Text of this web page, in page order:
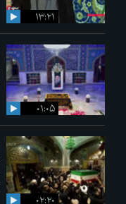
۱۳:۲۱
۰۱:۰۵
۰۲:۲۰